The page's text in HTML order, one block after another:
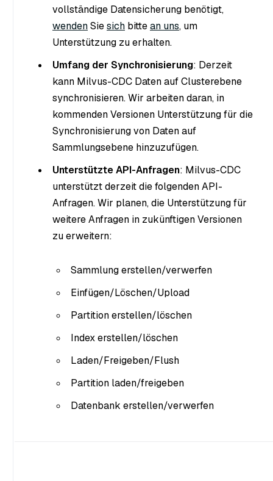
vollständige Datensicherung benötigt,
wendenSiesich bittean uns, um
Unterstützung zu erhalten.
Umfang der Synchronisierung: Derzeit
kann Milvus-CDC Daten auf Clusterebene
synchronisieren. Wir arbeiten daran, in
kommenden Versionen Unterstützung für die
Synchronisierung von Daten auf
Sammlungsebene hinzuzufügen.
Unterstützte API-Anfragen: Milvus-CDC
unterstützt derzeit die folgenden API-
Anfragen. Wir planen, die Unterstützung für
weitere Anfragen in zukünftigen Versionen
zu erweitern:
Sammlung erstellen/verwerfen
Einfügen/Löschen/Upload
Partition erstellen/löschen
Index erstellen/löschen
Laden/Freigeben/Flush
Partition laden/freigeben
Datenbank erstellen/verwerfen